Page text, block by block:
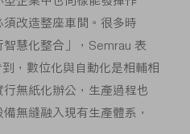
改造整座車間。很多時
慧化整合」，Semrau 表
，數位化與自動化是相輔相
無紙化辦公，生產過程也
無縫融入現有生產體系，